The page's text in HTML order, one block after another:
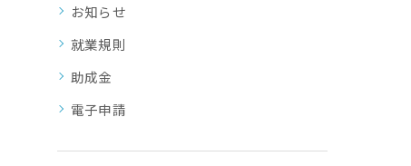
お知らせ
就業規則
助成金
電子申請